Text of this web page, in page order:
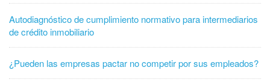
Autodiagnóstico de cumplimiento normativo para intermediarios
de crédito inmobiliario
¿Pueden las empresas pactar no competir por sus empleados?